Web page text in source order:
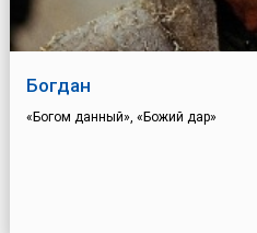
Богдан
«Богом данный», «Божий дар»